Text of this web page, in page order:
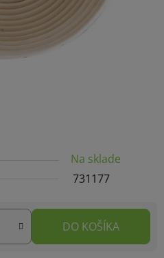
Na sklade
731177
DO KOŠÍKA